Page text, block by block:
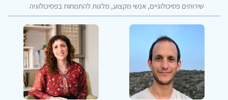
שירותים פסיכולוגיים, אנשי מקצוע, מלגות להתמחות בפסיכולוגיה